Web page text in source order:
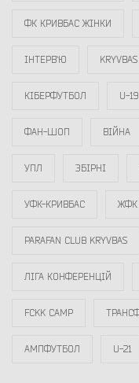
ФК КРИВБАС ЖІНКИ
ІНТЕРВ`Ю
КІБЕРФУТБОЛ U-19
ФАН-ШОП ВІЙНА
УПЛ ЗБІРНІ
УФК-КРИВБАС ЖФК
PARAFAN CLUB KRYVBAS
ЛІГА КОНФЕРЕНЦІЙ
FCKK CAMP
АМПФУТБОЛ U-21